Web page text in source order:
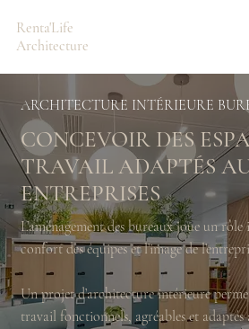
Renta'Life
Architecture
ARCHITECTURE INTÉRIEURE
CONCEVOIR DES
TRAVAIL ADAPTÉS
ENTREPRISES
L’aménagement des bureaux joue un
confort des équipes et l’image de
Un projet d’architecture intérieure
travail fonctionnels, agréables et adaptés